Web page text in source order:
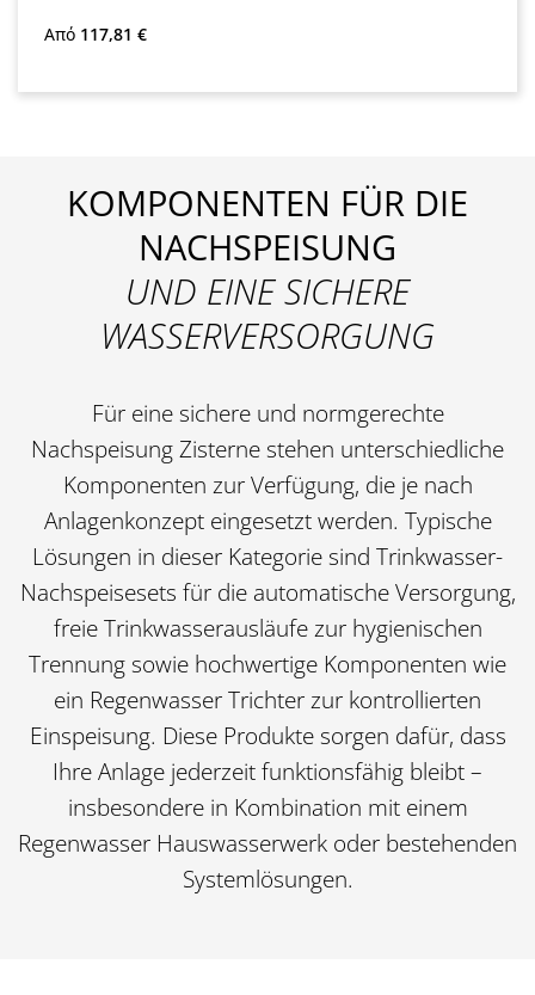
Κανονική τιμή:
Από 117,81 €
KOMPONENTEN FÜR DIE
NACHSPEISUNG
UND EINE SICHERE
WASSERVERSORGUNG
Für eine sichere und normgerechte
Nachspeisung Zisterne stehen unterschiedliche
Komponenten zur Verfügung, die je nach
Anlagenkonzept eingesetzt werden. Typische
Lösungen in dieser Kategorie sind Trinkwasser-
Nachspeisesets für die automatische Versorgung,
freie Trinkwasserausläufe zur hygienischen
Trennung sowie hochwertige Komponenten wie
ein Regenwasser Trichterzur kontrollierten
Einspeisung. Diese Produkte sorgen dafür, dass
Ihre Anlage jederzeit funktionsfähig bleibt –
insbesondere in Kombination mit einem
Regenwasser Hauswasserwerk oder bestehenden
Systemlösungen.